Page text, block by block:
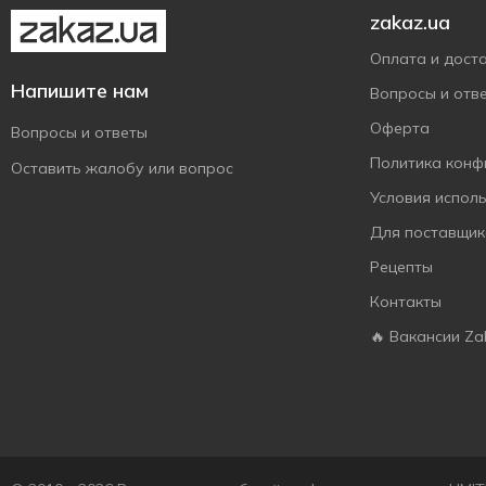
Світоч
Напишите нам
Вопросы и ответы
Оставить жалобу или вопрос
zakaz.ua
Оплата и
Вопросы и
Оферта
Политика
Условия
Для
Рецепты
Контакты
🔥 Вакансии